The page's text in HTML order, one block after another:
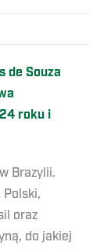
de Souza
roku i
Brazylii.
Polski,
oraz
do jakiej